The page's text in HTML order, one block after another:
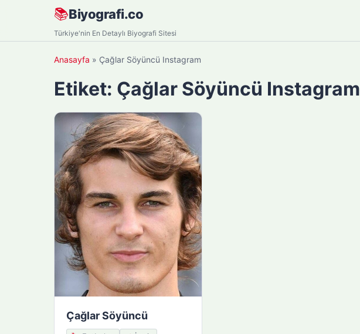
📚Biyografi.co
Türkiye'nin En Detaylı Biyografi Sitesi
Anasayfa » Çağlar Söyüncü Instagram
Etiket: Çağlar Söyüncü Instagram
Çağlar Söyüncü